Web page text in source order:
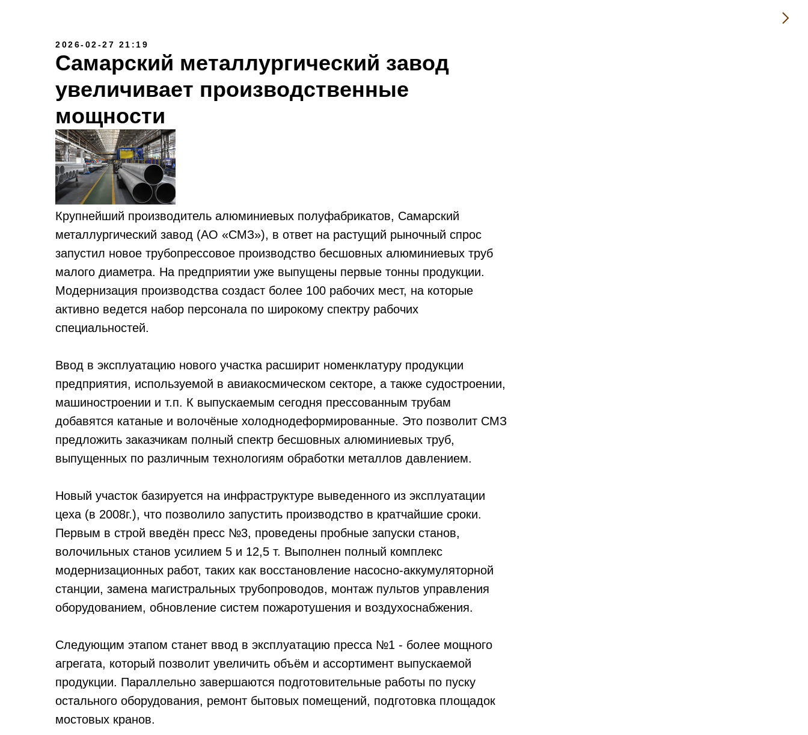
2026-02-27 21:19
Самарский металлургический завод
увеличивает производственные
мощности
Крупнейший производитель алюминиевых полуфабрикатов, Самарский
металлургический завод (АО «СМЗ»), в ответ на растущий рыночный спрос
запустил новое трубопрессовое производство бесшовных алюминиевых труб
малого диаметра. На предприятии уже выпущены первые тонны продукции.
Модернизация производства создаст более 100 рабочих мест, на которые
активно ведется набор персонала по широкому спектру рабочих
специальностей.
Ввод в эксплуатацию нового участка расширит номенклатуру продукции
предприятия, используемой в авиакосмическом секторе, а также судостроении,
машиностроении и т.п. К выпускаемым сегодня прессованным трубам
добавятся катаные и волочёные холоднодеформированные. Это позволит СМЗ
предложить заказчикам полный спектр бесшовных алюминиевых труб,
выпущенных по различным технологиям обработки металлов давлением.
Новый участок базируется на инфраструктуре выведенного из эксплуатации
цеха (в 2008г.), что позволило запустить производство в кратчайшие сроки.
Первым в строй введён пресс №3, проведены пробные запуски станов,
волочильных станов усилием 5 и 12,5 т. Выполнен полный комплекс
модернизационных работ, таких как восстановление насосно-аккумуляторной
станции, замена магистральных трубопроводов, монтаж пультов управления
оборудованием, обновление систем пожаротушения и воздухоснабжения.
Следующим этапом станет ввод в эксплуатацию пресса №1 - более мощного
агрегата, который позволит увеличить объём и ассортимент выпускаемой
продукции. Параллельно завершаются подготовительные работы по пуску
остального оборудования, ремонт бытовых помещений, подготовка площадок
мостовых кранов.